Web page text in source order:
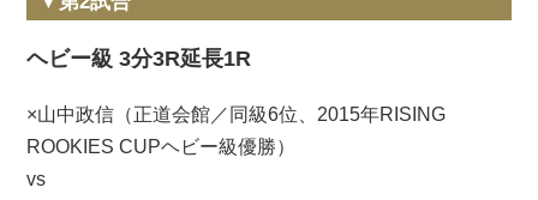
ヘビー級 3分3R延長1R
×山中政信（正道会館／同級6位、2015年RISING
ROOKIES CUPヘビー級優勝）
vs